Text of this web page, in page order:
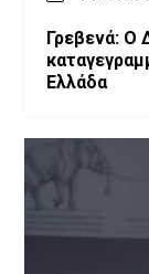
Γρεβενά: Ο
Ελλάδα